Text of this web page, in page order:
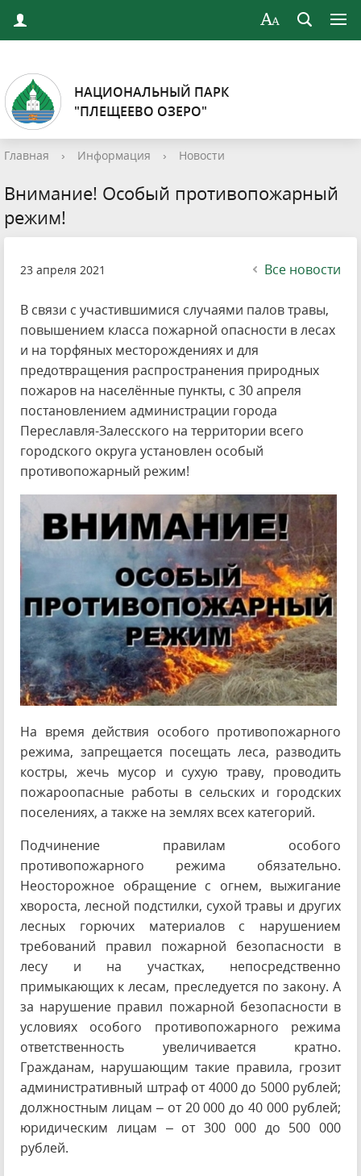
НАЦИОНАЛЬНЫЙ ПАРК
"ПЛЕЩЕЕВО ОЗЕРО"
Главная › Информация › Новости
Внимание! Особый противопожарный
режим!
23 апреля 2021 Все новости
В связи с участившимися случаями палов травы,
повышением класса пожарной опасности в лесах
и на торфяных месторождениях и для
предотвращения распространения природных
пожаров на населённые пункты, с 30 апреля
постановлением администрации города
Переславля-Залесского на территории всего
городского округа установлен особый
противопожарный режим!
На время действия особого противопожарного
режима, запрещается посещать леса, разводить
костры, жечь мусор и сухую траву, проводить
пожароопасные работы в сельских и городских
поселениях, а также на землях всех категорий.
Подчинение правилам особого
противопожарного режима обязательно.
Неосторожное обращение с огнем, выжигание
хвороста, лесной подстилки, сухой травы и других
лесных горючих материалов с нарушением
требований правил пожарной безопасности в
лесу и на участках, непосредственно
примыкающих к лесам, преследуется по закону. А
за нарушение правил пожарной безопасности в
условиях особого противопожарного режима
ответственность увеличивается кратно.
Гражданам, нарушающим такие правила, грозит
административный штраф от 4000 до 5000 рублей;
должностным лицам – от 20 000 до 40 000 рублей;
юридическим лицам – от 300 000 до 500 000
рублей.